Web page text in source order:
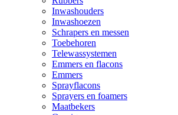
Inwashouders
Inwashoezen
Schrapers en messen
Toebehoren
Telewassystemen
Emmers en flacons
Emmers
Sprayflacons
Sprayers en foamers
Maatbekers